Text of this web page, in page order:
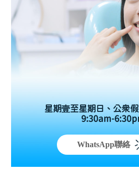
星期壹至星期日、公眾
9:30am-
WhatsApp聯絡